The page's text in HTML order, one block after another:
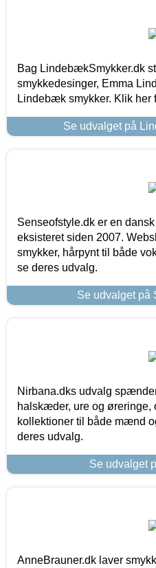
Bag LindebækSmykker.dk
smykkedesinger, Emma
Lindebæk smykker. Klik her
Se udvalget på
Senseofstyle.dk er en
eksisteret siden 2007.
smykker, hårpynt til både
se deres udvalg.
Se udvalget på
Nirbana.dks udvalg
halskæder, ure og øreringe,
kollektioner til både mænd
deres udvalg.
Se udvalget
AnneBrauner.dk laver